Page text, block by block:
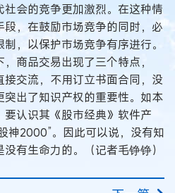
会的竞争更加激烈。在这种情
，在鼓励市场竞争的同时，必
，以保护市场竞争有序进行。
商品交易出现了三个特点，
交流，不用订立书面合同，没
出了知识产权的重要性。如本
认识其《股市经典》软件产
神2000”。因此可以说，没有知
有生命力的。（记者毛铮铮）